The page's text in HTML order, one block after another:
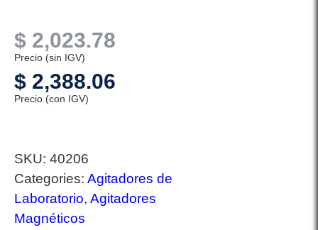
$ 2,023.78
Precio (sin IGV)
$ 2,388.06
Precio (con IGV)
SKU: 40206
Categories: Agitadores de
Laboratorio, Agitadores
Magnéticos